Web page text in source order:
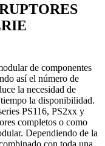
de componentes
así el número de
la necesidad de
la disponibilidad.
PS116, PS2xx y
completos o como
Dependiendo de la
con toda una